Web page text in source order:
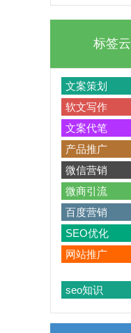
标签云
文案策划
软文写作
文案代笔
产品推广
微信营销
微商引流
百度营销
SEO优化
网站推广
seo知识